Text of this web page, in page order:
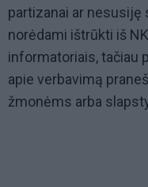
partizanai ar nesusiję
norėdami ištrūkti iš
informatoriais, tačiau
apie verbavimą
žmonėms arba